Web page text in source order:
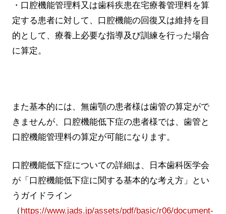
・口腔機能管理料又は歯科疾患在宅療養管理料を算
定する患者に対して、口腔機能の回復又は維持を目
的として、療養上必要な指導及び訓練を行った場合
に算定。
また基本的には、無歯顎の患者様は歯管の算定がで
きませんが、口腔機能低下症の患者様では、歯管と
口腔機能管理料の算定が可能になります。
口腔機能低下症についての詳細は、日本歯科医学会
が「口腔機能低下症に関する基本的な考え方」とい
うガイドライン
（https://www.jads.jp/assets/pdf/basic/r06/document-